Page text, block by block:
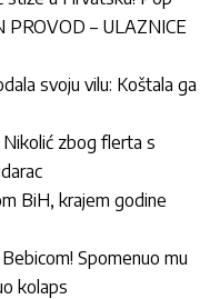
PROVOD – ULAZNICE
svoju vilu: Koštala ga
zbog flerta s
BiH, krajem godine
Spomenuo mu
kolaps